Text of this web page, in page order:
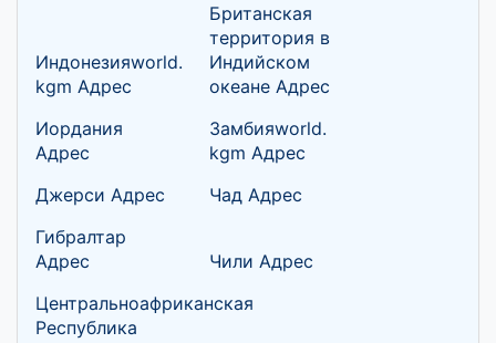
Индонезияworld.
kgm Адрес
Британская
территория в
Индийском
океане Адрес
Иордания
Адрес
Замбияworld.
kgm Адрес
Джерси Адрес
Чад Адрес
Гибралтар
Адрес
Чили Адрес
Центральноафриканская
Республика